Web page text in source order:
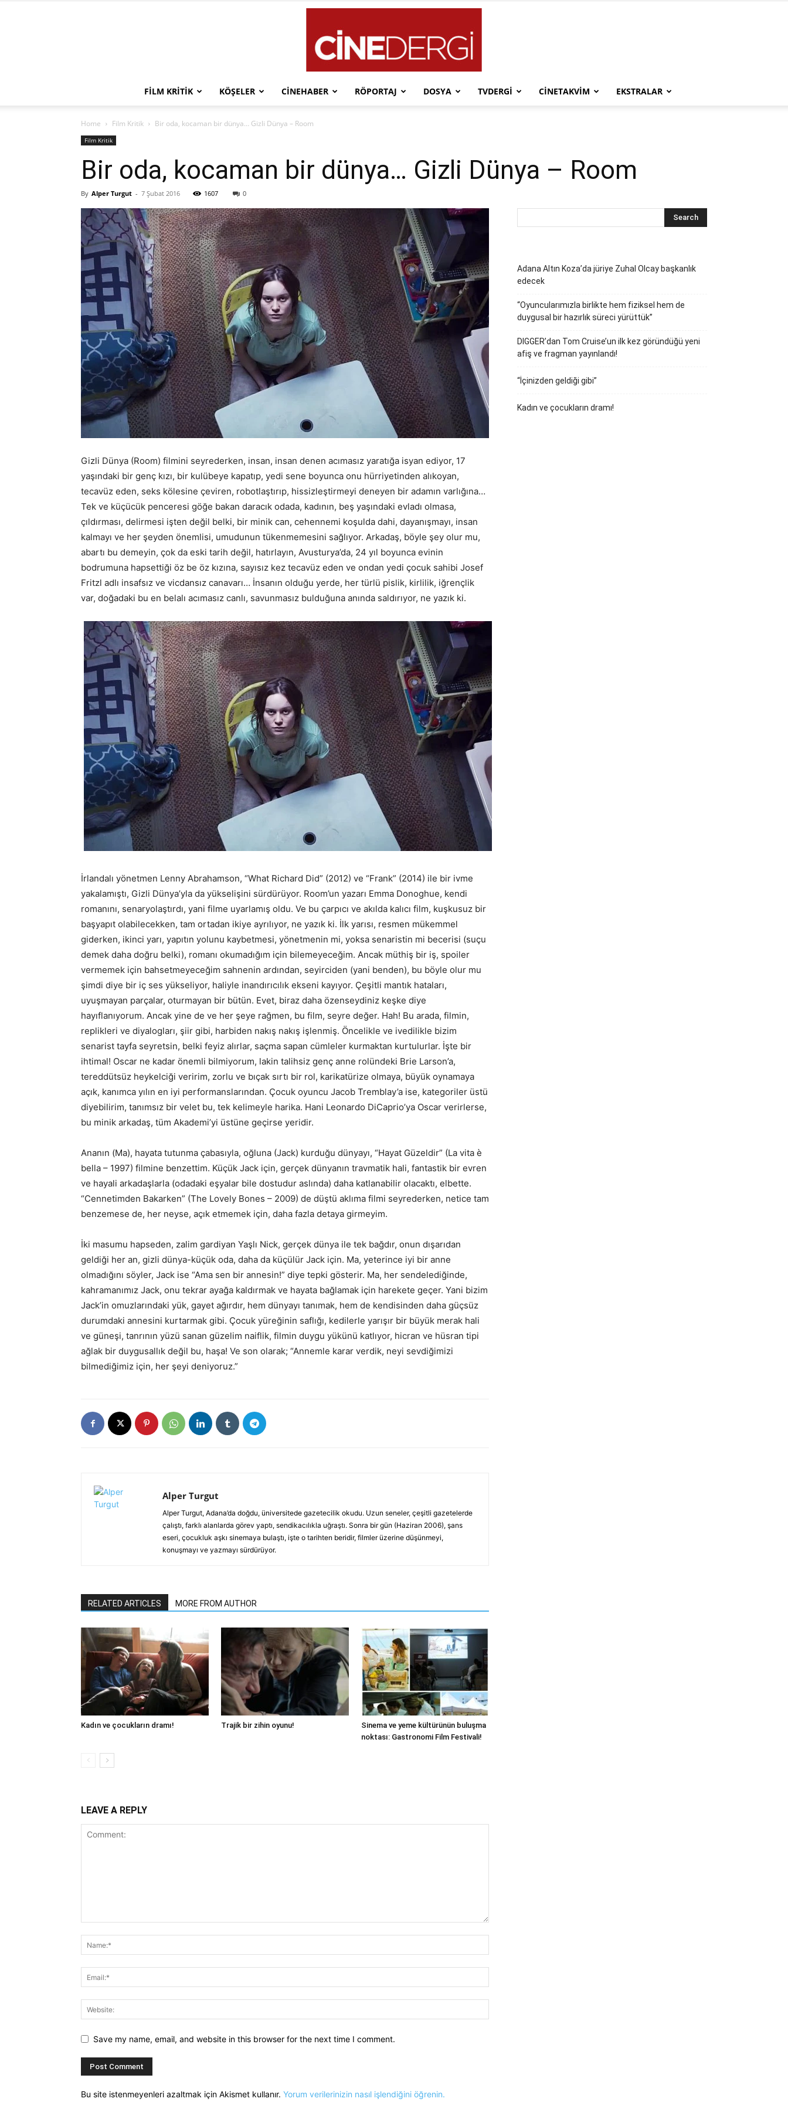
FILM KRITIK KÖŞELER CINEHABER RÖPORTAJ DOSYA TVDERGI CINETAKVIM EKSTRALAR
Home Film Kritik Bir oda, kocaman bir dünya… Gizli Dünya – Room
Film Kritik
Bir oda, kocaman bir dünya… Gizli Dünya – Room
By Alper Turgut - 7 Şubat 2016 1607 0
Gizli Dünya (Room) filmini seyrederken, insan, insan denen acımasız yaratığa isyan ediyor, 17
yaşındaki bir genç kızı, bir kulübeye kapatıp, yedi sene boyunca onu hürriyetinden alıkoyan,
tecavüz eden, seks kölesine çeviren, robotlaştırıp, hissizleştirmeyi deneyen bir adamın varlığına…
Tek ve küçücük penceresi göğe bakan daracık odada, kadının, beş yaşındaki evladı olmasa,
çıldırması, delirmesi işten değil belki, bir minik can, cehennemi koşulda dahi, dayanışmayı, insan
kalmayı ve her şeyden önemlisi, umudunun tükenmemesini sağlıyor. Arkadaş, böyle şey olur mu,
abartı bu demeyin, çok da eski tarih değil, hatırlayın, Avusturya’da, 24 yıl boyunca evinin
bodrumuna hapsettiği öz be öz kızına, sayısız kez tecavüz eden ve ondan yedi çocuk sahibi Josef
Fritzl adlı insafsız ve vicdansız canavarı… İnsanın olduğu yerde, her türlü pislik, kirlilik, iğrençlik
var, doğadaki bu en belalı acımasız canlı, savunmasız bulduğuna anında saldırıyor, ne yazık ki.
İrlandalı yönetmen Lenny Abrahamson, “What Richard Did” (2012) ve “Frank” (2014) ile bir ivme
yakalamıştı, Gizli Dünya’yla da yükselişini sürdürüyor. Room’un yazarı Emma Donoghue, kendi
romanını, senaryolaştırdı, yani filme uyarlamış oldu. Ve bu çarpıcı ve akılda kalıcı film, kuşkusuz bir
başyapıt olabilecekken, tam ortadan ikiye ayrılıyor, ne yazık ki. İlk yarısı, resmen mükemmel
giderken, ikinci yarı, yapıtın yolunu kaybetmesi, yönetmenin mi, yoksa senaristin mi becerisi (suçu
demek daha doğru belki), romanı okumadığım için bilemeyeceğim. Ancak müthiş bir iş, spoiler
vermemek için bahsetmeyeceğim sahnenin ardından, seyirciden (yani benden), bu böyle olur mu
şimdi diye bir iç ses yükseliyor, haliyle inandırıcılık ekseni kayıyor. Çeşitli mantık hataları,
uyuşmayan parçalar, oturmayan bir bütün. Evet, biraz daha özenseydiniz keşke diye
hayıflanıyorum. Ancak yine de ve her şeye rağmen, bu film, seyre değer. Hah! Bu arada, filmin,
replikleri ve diyalogları, şiir gibi, harbiden nakış nakış işlenmiş. Öncelikle ve ivedilikle bizim
senarist tayfa seyretsin, belki feyiz alırlar, saçma sapan cümleler kurmaktan kurtulurlar. İşte bir
ihtimal! Oscar ne kadar önemli bilmiyorum, lakin talihsiz genç anne rolündeki Brie Larson’a,
tereddütsüz heykelciği veririm, zorlu ve bıçak sırtı bir rol, karikatürize olmaya, büyük oynamaya
açık, kanımca yılın en iyi performanslarından. Çocuk oyuncu Jacob Tremblay’a ise, kategoriler üstü
diyebilirim, tanımsız bir velet bu, tek kelimeyle harika. Hani Leonardo DiCaprio’ya Oscar verirlerse,
bu minik arkadaş, tüm Akademi’yi üstüne geçirse yeridir.
Ananın (Ma), hayata tutunma çabasıyla, oğluna (Jack) kurduğu dünyayı, “Hayat Güzeldir” (La vita è
bella – 1997) filmine benzettim. Küçük Jack için, gerçek dünyanın travmatik hali, fantastik bir evren
ve hayali arkadaşlarla (odadaki eşyalar bile dostudur aslında) daha katlanabilir olacaktı, elbette.
“Cennetimden Bakarken” (The Lovely Bones – 2009) de düştü aklıma filmi seyrederken, netice tam
benzemese de, her neyse, açık etmemek için, daha fazla detaya girmeyim.
İki masumu hapseden, zalim gardiyan Yaşlı Nick, gerçek dünya ile tek bağdır, onun dışarıdan
geldiği her an, gizli dünya-küçük oda, daha da küçülür Jack için. Ma, yeterince iyi bir anne
olmadığını söyler, Jack ise “Ama sen bir annesin!” diye tepki gösterir. Ma, her sendelediğinde,
kahramanımız Jack, onu tekrar ayağa kaldırmak ve hayata bağlamak için harekete geçer. Yani bizim
Jack’in omuzlarındaki yük, gayet ağırdır, hem dünyayı tanımak, hem de kendisinden daha güçsüz
durumdaki annesini kurtarmak gibi. Çocuk yüreğinin saflığı, kedilerle yarışır bir büyük merak hali
ve güneşi, tanrının yüzü sanan güzelim naiflik, filmin duygu yükünü katlıyor, hicran ve hüsran tipi
ağlak bir duygusallık değil bu, haşa! Ve son olarak; “Annemle karar verdik, neyi sevdiğimizi
bilmediğimiz için, her şeyi deniyoruz.”
Alper Turgut
Alper Turgut, Adana’da doğdu, üniversitede gazetecilik okudu. Uzun seneler, çeşitli gazetelerde
çalıştı, farklı alanlarda görev yaptı, sendikacılıkla uğraştı. Sonra bir gün (Haziran 2006), şans
eseri, çocukluk aşkı sinemaya bulaştı, işte o tarihten beridir, filmler üzerine düşünmeyi,
konuşmayı ve yazmayı sürdürüyor.
RELATED ARTICLES MORE FROM AUTHOR
Kadın ve çocukların dramı! Trajik bir zihin oyunu!
Sinema ve yeme kültürünün buluşma
noktası: Gastronomi Film Festivali!
LEAVE A REPLY
Save my name, email, and website in this browser for the next time I comment.
Bu site istenmeyenleri azaltmak için Akismet kullanır. Yorum verilerinizin nasıl işlendiğini öğrenin.
Adana Altın Koza’da jüriye Zuhal Olcay başkanlık
edecek
“Oyuncularımızla birlikte hem fiziksel hem de
duygusal bir hazırlık süreci yürüttük”
DIGGER’dan Tom Cruise’un ilk kez göründüğü yeni
afiş ve fragman yayınlandı!
“İçinizden geldiği gibi”
Kadın ve çocukların dramı!